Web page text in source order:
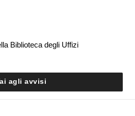
Biblioteca degli Uffizi
agli avvisi